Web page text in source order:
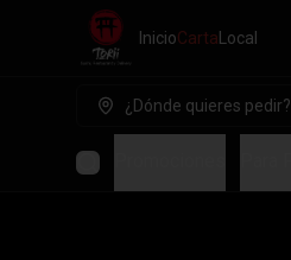
InicioCarta Local
¿Dónde quieres pedir?